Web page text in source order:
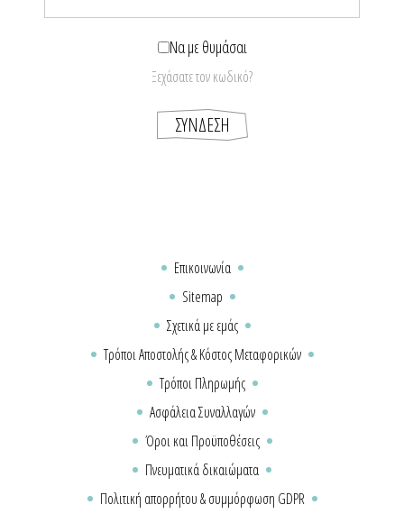
Να με θυμάσαι
Ξεχάσατε τον κωδικό?
Επικοινωνία
Sitemap
Σχετικά με εμάς
Τρόποι Αποστολής & Κόστος Μεταφορικών
Τρόποι Πληρωμής
Ασφάλεια Συναλλαγών
Όροι και Προϋποθέσεις
Πνευματικά δικαιώματα
Πολιτική απορρήτου & συμμόρφωση GDPR